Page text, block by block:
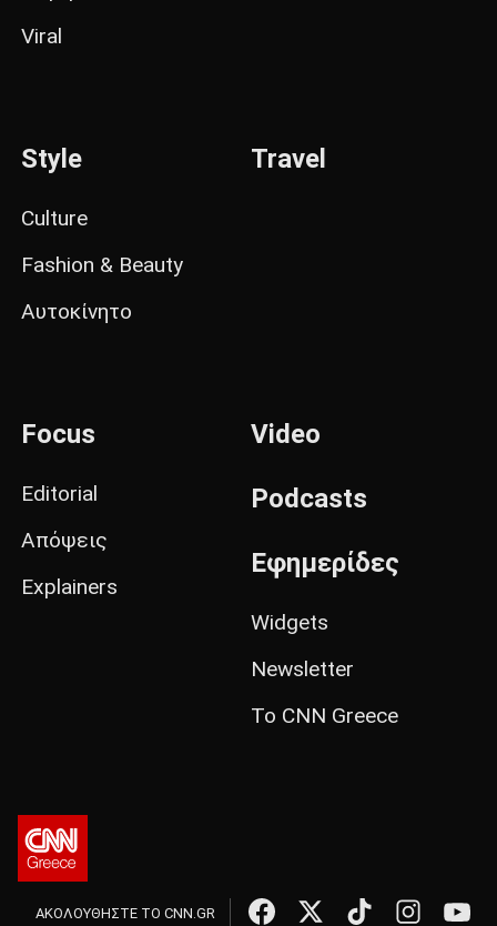
Viral
Style
Culture
Fashion & Beauty
Αυτοκίνητο
Travel
Focus
Editorial
Απόψεις
Explainers
Video
Podcasts
Εφημερίδες
Widgets
Newsletter
Το CNN Greece
ΑΚΟΛΟΥΘΗΣΤΕ ΤΟ CNN.GR